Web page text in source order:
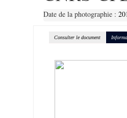
Date de la photographie :
Consulter le document